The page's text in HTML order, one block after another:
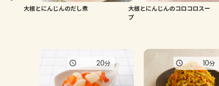
大根とにんじんのだし煮
大根とにんじんのコロコロスー
プ
20分 10分